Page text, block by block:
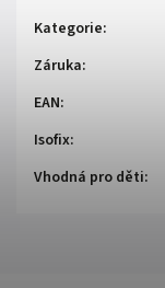
Kategorie:
Záruka:
EAN:
Isofix:
Vhodná pro děti: